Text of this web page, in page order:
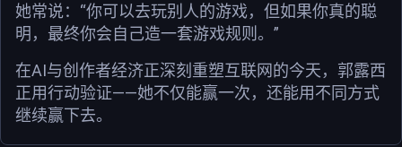
她常说：“你可以去玩别人的游戏，但如果你真的聪
明，最终你会自己造一套游戏规则。”
在AI与创作者经济正深刻重塑互联网的今天，郭露西
正用行动验证——她不仅能赢一次，还能用不同方式
继续赢下去。